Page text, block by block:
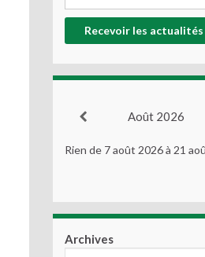
Août 2026
Rien de 7 août 2026 à 21
Archives